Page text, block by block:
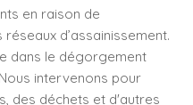
en raison de
d’assainissement.
dans le dégorgement
intervenons pour
des déchets et d'autres